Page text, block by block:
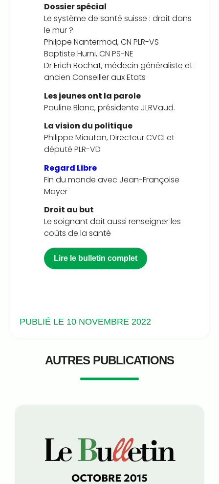
Dossier spécial
Le système de santé suisse : droit dans
le mur ?
Philppe Nantermod, CN PLR-VS
Baptiste Hurni, CN PS-NE
Dr Erich Rochat, médecin généraliste et
ancien Conseiller aux Etats
Les jeunes ont la parole
Pauline Blanc, présidente JLRVaud.
La vision du politique
Philippe Miauton, Directeur CVCI et
député PLR-VD
Regard Libre
Fin du monde avec Jean-Françoise
Mayer
Droit au but
Le soignant doit aussi renseigner les
coûts de la santé
Lire le bulletin complet
PUBLIÉ LE 10 NOVEMBRE 2022
AUTRES PUBLICATIONS